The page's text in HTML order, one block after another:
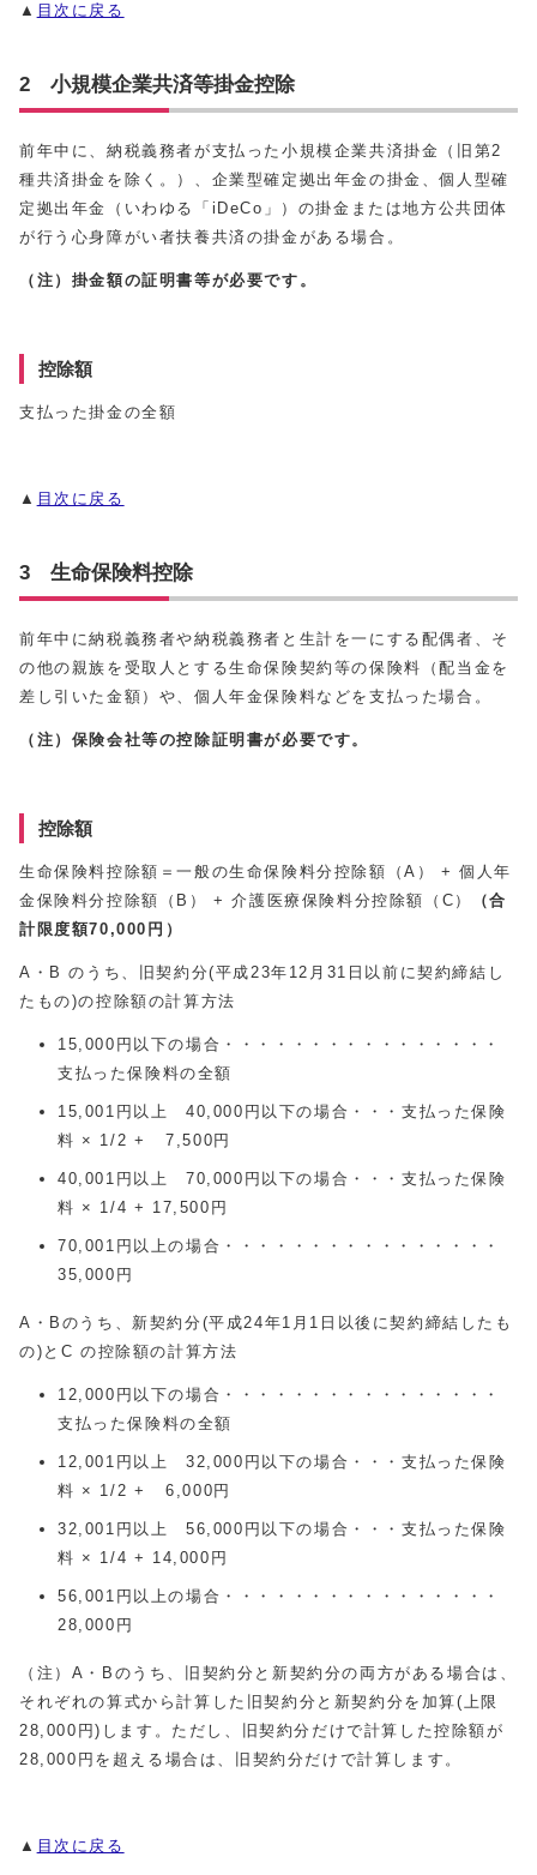
▲ 目次に戻る
2 小規模企業共済等掛金控除
前年中に、納税義務者が支払った小規模企業共済掛金（旧第2
種共済掛金を除く。）、企業型確定拠出年金の掛金、個人型確
定拠出年金（いわゆる「iDeCo」）の掛金または地方公共団体
が行う心身障がい者扶養共済の掛金がある場合。
（注）掛金額の証明書等が必要です。
控除額
支払った掛金の全額
▲ 目次に戻る
3 生命保険料控除
前年中に納税義務者や納税義務者と生計を一にする配偶者、そ
の他の親族を受取人とする生命保険契約等の保険料（配当金を
差し引いた金額）や、個人年金保険料などを支払った場合。
（注）保険会社等の控除証明書が必要です。
控除額
生命保険料控除額＝一般の生命保険料分控除額（A） + 個人年
金保険料分控除額（B） + 介護医療保険料分控除額（C）
（合
計限度額70,000円）
A・B のうち、旧契約分(平成23年12月31日以前に契約締結し
たもの)の控除額の計算方法
15,000円以下の場合・・・・・・・・・・・・・・・・
支払った保険料の全額
15,001円以上 40,000円以下の場合・・・支払った保険
料 × 1/2 + 7,500円
40,001円以上 70,000円以下の場合・・・支払った保険
料 × 1/4 + 17,500円
70,001円以上の場合・・・・・・・・・・・・・・・・
35,000円
A・Bのうち、新契約分(平成24年1月1日以後に契約締結したも
の)とC の控除額の計算方法
12,000円以下の場合・・・・・・・・・・・・・・・・
支払った保険料の全額
12,001円以上 32,000円以下の場合・・・支払った保険
料 × 1/2 + 6,000円
32,001円以上 56,000円以下の場合・・・支払った保険
料 × 1/4 + 14,000円
56,001円以上の場合・・・・・・・・・・・・・・・・
28,000円
（注）A・Bのうち、旧契約分と新契約分の両方がある場合は、
それぞれの算式から計算した旧契約分と新契約分を加算(上限
28,000円)します。ただし、旧契約分だけで計算した控除額が
28,000円を超える場合は、旧契約分だけで計算します。
▲ 目次に戻る